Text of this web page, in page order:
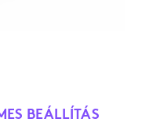
BEÁLLÍTÁS